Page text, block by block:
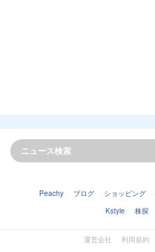
Peachy ブログ ショッピング
Kstyle
株探
運営会社 利用規約